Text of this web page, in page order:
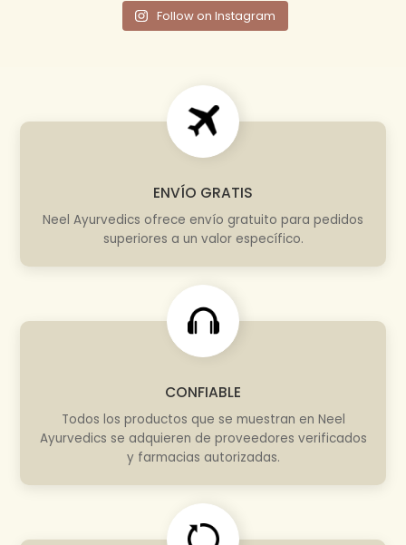
Follow on Instagram
ENVÍO GRATIS
Neel Ayurvedics ofrece envío gratuito para pedidos
superiores a un valor específico.
CONFIABLE
Todos los productos que se muestran en Neel
Ayurvedics se adquieren de proveedores verificados
y farmacias autorizadas.